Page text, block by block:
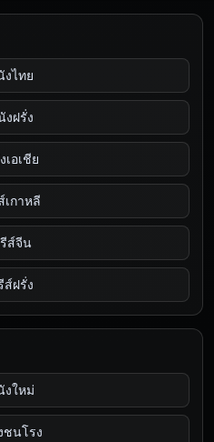
งไทย
งฝรั่ง
เอเชีย
กาหลี
ส์จีน
ส์ฝรั่ง
งใหม่
ชนโรง